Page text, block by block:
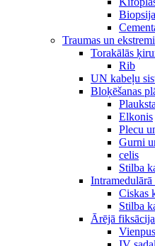
Biopsija
Traumas un
Torakālās
Rib
UN kabeļu
Bloķēšanas
Elkonis
Plecu
Gurni
celis
Stilba
Intramedulārā
Ciskas
Stilba
Ārējā